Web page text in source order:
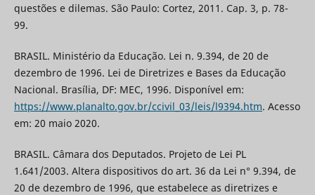
questões e dilemas. São Paulo: Cortez, 2011. Cap. 3, p. 78-
99.
BRASIL. Ministério da Educação. Lei n. 9.394, de 20 de
dezembro de 1996. Lei de Diretrizes e Bases da Educação
Nacional. Brasília, DF: MEC, 1996. Disponível em:
https://www.planalto.gov.br/ccivil_03/leis/l9394.htm. Acesso
em: 20 maio 2020.
BRASIL. Câmara dos Deputados. Projeto de Lei PL
1.641/2003. Altera dispositivos do art. 36 da Lei n° 9.394, de
20 de dezembro de 1996, que estabelece as diretrizes e